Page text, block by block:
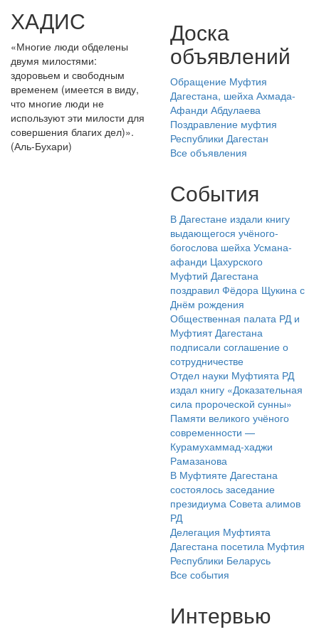
ХАДИС
«Многие люди обделены
двумя милостями:
здоровьем и свободным
временем (имеется в виду,
что многие люди не
используют эти милости для
совершения благих дел)».
(Аль-Бухари)
Доска
объявлений
Обращение Муфтия
Дагестана, шейха Ахмада-
Афанди Абдулаева
Поздравление муфтия
Республики Дагестан
Все объявления
События
В Дагестане издали книгу
выдающегося учёного-
богослова шейха Усмана-
афанди Цахурского
Муфтий Дагестана
поздравил Фёдора Щукина с
Днём рождения
Общественная палата РД и
Муфтият Дагестана
подписали соглашение о
сотрудничестве
Отдел науки Муфтията РД
издал книгу «Доказательная
сила пророческой сунны»
Памяти великого учёного
современности —
Курамухаммад-хаджи
Рамазанова
В Муфтияте Дагестана
состоялось заседание
президиума Совета алимов
РД
Делегация Муфтията
Дагестана посетила Муфтия
Республики Беларусь
Все события
Интервью